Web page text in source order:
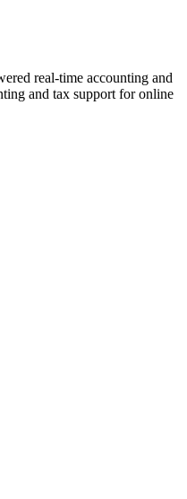
real-time accounting and
and tax support for online